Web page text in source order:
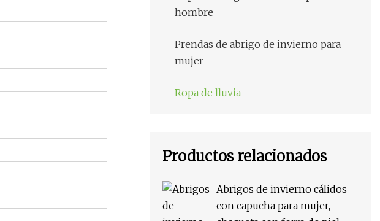
hombre
Prendas de abrigo de invierno para
mujer
Ropa de lluvia
Productos relacionados
Abrigos de invierno cálidos
con capucha para mujer,